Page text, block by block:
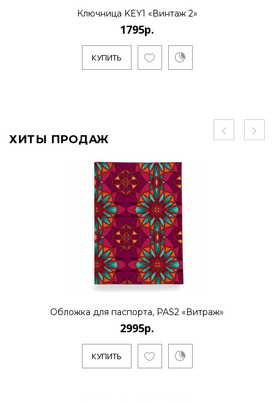
Ключница KEY1 «Винтаж 2»
1795р.
КУПИТЬ
ХИТЫ ПРОДАЖ
Обложка для паспорта, PAS2 «Витраж»
2995р.
КУПИТЬ